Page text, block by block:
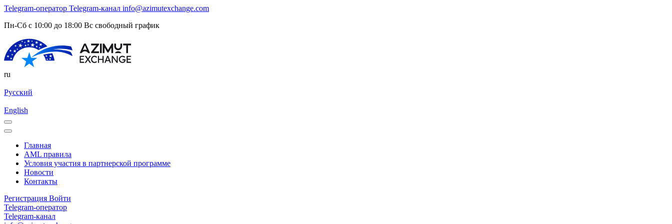
Telegram-оператор Telegram-канал info@azimutexchange.com
Пн-Сб с 10:00 до 18:00 Вс свободный график
ru
Русский
English
Главная
AML правила
Условия участия в партнерской программе
Новости
Контакты
Регистрация Войти
Telegram-оператор
Telegram-канал